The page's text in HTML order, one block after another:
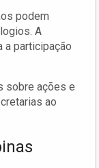
podem
A
a participação
sobre ações e
ao